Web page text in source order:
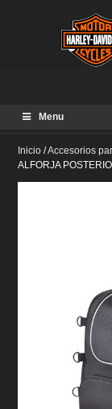
Menu
Inicio /Accesorios
ALFORJA